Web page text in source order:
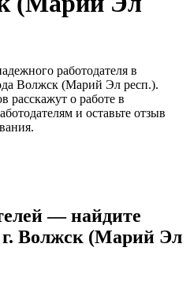
работодателя в
Волжск (Марий Эл респ.).
расскажут о работе в
и оставьте отзыв
— найдите
Волжск (Марий Эл